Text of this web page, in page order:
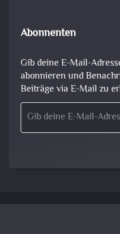
Abonnenten
Gib deine E-Mail-
abonnieren und
Beiträge via E-Mail zu
Gib deine E-Mail-Adresse ein ...